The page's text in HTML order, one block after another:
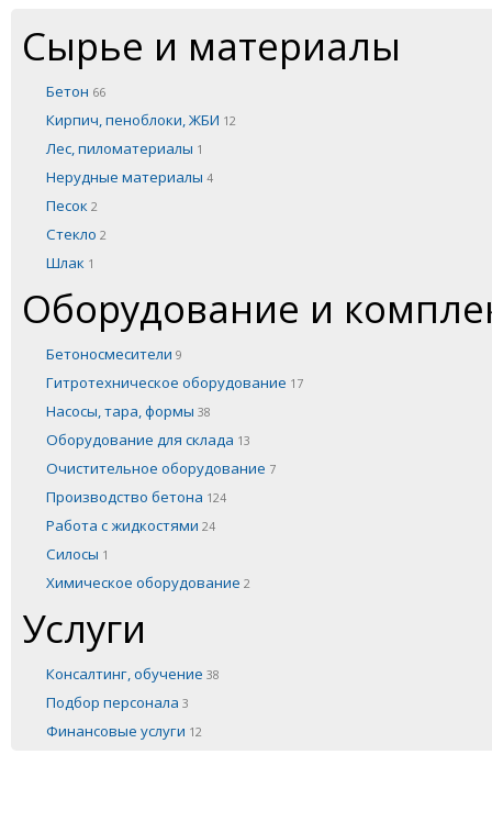
Сырье и материалы
Бетон 66
Кирпич, пеноблоки, ЖБИ 12
Лес, пиломатериалы 1
Нерудные материалы 4
Песок 2
Стекло 2
Шлак 1
Оборудование и
Бетоносмесители 9
Гитротехническое оборудование 17
Насосы, тара, формы 38
Оборудование для склада 13
Очистительное оборудование 7
Производство бетона 124
Работа с жидкостями 24
Силосы 1
Химическое оборудование 2
Услуги
Консалтинг, обучение 38
Подбор персонала 3
Финансовые услуги 12